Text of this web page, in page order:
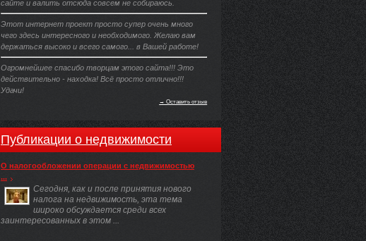
сайте и валить отсюда совсем не собираюсь.
Этот интернет проект просто супер очень много
чего здесь интересного и необходимого. Желаю вам
держаться высоко и всего самого... в Вашей работе!
Огромнейшее спасибо творцам этого сайта!!! Это
действительно - находка! Всё просто отлично!!!
Удачи!
→ Оставить отзыв
Публикации о недвижимости
О налогообложении операции с недвижимостью
...
Сегодня, как и после принятия нового
налога на недвижимость, эта тема
широко обсуждается среди всех
заинтересованных в этом ...